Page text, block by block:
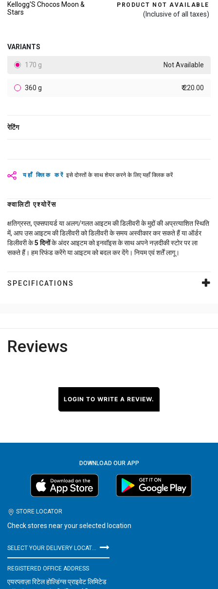
Kellogg'S Chocos Moon &
Stars
PRODUCT NOT AVAILABLE
(Inclusive of all taxes)
VARIANTS
170 g Not Available
360 g ₹ 220.00
रेटिंग
यहाँ क्लिक करें इसे दोस्तों के साथ शेयर करने के लिए यहाँ क्लिक करें
क्वालिटी एश्योरेंस
क्षतिग्रस्त, एक्सपायर्ड या अलग/गलत आइटम की डिलीवरी के मुद्दों की अप्रत्याशित स्थिति
में, आप उस आइटम की डिलीवरी को डिलीवरी के समय अस्वीकार कर सकते हैं या ऑर्डर
डिलीवरी के5 दिनोंके अंदर आइटम को इनवॉइस के साथ अपने नज़दीकी स्टोर पर ला
सकते हैं। हम रिफंड करेंगे या आइटम को बदल कर देंगे। नियम एवं शर्तें लागू।
SPECIFICATIONS
Reviews
LOGIN TO WRITE A REVIEW.
DOWNLOAD OUR APP
STORE LOCATOR
Check stores near your selected location
REGISTERED OFFICE ADDRESS
एयरप्लाज़ा रिटेल होल्डिंग्स प्राइवेट लिमिटेड